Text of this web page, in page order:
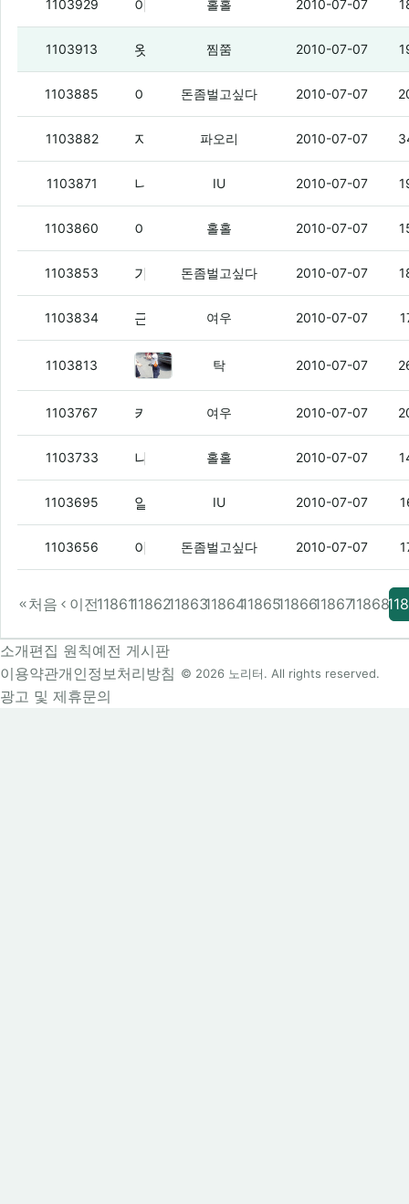
1103929 홀홀 2010-07-07
1103913 찜쭘 2010-07-07
1103885 (2)
돈좀벌고싶다 2010-07-07
1103882 파오리 2010-07-07
1103871 (2)
IU 2010-07-07
1103860 (2)
홀홀 2010-07-07
1103853 (1)
돈좀벌고싶다 2010-07-07
1103834 (3)
여우 2010-07-07
1103813 ㅋㅋㅋ얘뜨랑 방금 택배왔다 갔는
탁 2010-07-07
1103767 여우 2010-07-07
1103733 홀홀 2010-07-07
1103695 (4)
IU 2010-07-07
1103656 (4)
돈좀벌고싶다 2010-07-07
처음 이전1186111862118631186411865118661186711868
소개편집 원칙예전 게시판
이용약관개인정보처리방침
광고 및 제휴문의
© 2026 노리터. All rights reserved.